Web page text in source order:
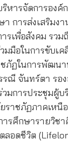
หารจัดการองค์
การส่งเสริมงา
รเพื่อสังคม รวม
มมือในการขับเ
ภัฏในการพัฒน
รณี จันทร์ตา รอ
วมการประชุมผู้
ราชภัฏภาคเหนื
ารศึกษารายวิช
ลอดชีวิต